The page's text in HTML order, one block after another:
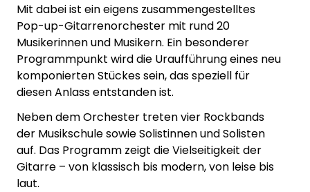
Mit dabei ist ein eigens zusammengestelltes
Pop-up-Gitarrenorchester mit rund 20
Musikerinnen und Musikern. Ein besonderer
Programmpunkt wird die Uraufführung eines neu
komponierten Stückes sein, das speziell für
diesen Anlass entstanden ist.
Neben dem Orchester treten vier Rockbands
der Musikschule sowie Solistinnen und Solisten
auf. Das Programm zeigt die Vielseitigkeit der
Gitarre – von klassisch bis modern, von leise bis
laut.